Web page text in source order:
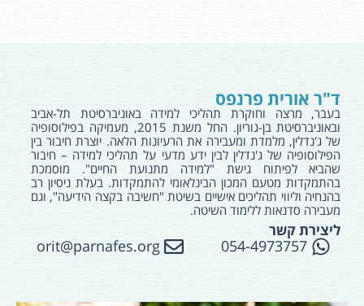
ד"ר אורית פרנפס
בעבר, מרצה וחוקרת תהליכי למידה באוניברסיטת תל-אביב
ובאוניברסיטת בן-גוריון. החל משנת 2015, מעמיקה בפילוסופיה
של ג'נדלין, מלמדת ומעבירה את הרעיונות הלאה. יוצרת חיבור בין
הפילוסופיה של ג'נדלין לבין ידע מדעי על תהליכי למידה – חיבור
שהביא לפיתוח גישת "למידה מתנועת החיים". מוסמכת
בהתמקדות מטעם המכון הבינלאומי להתמקדות. בעלת ניסיון רב
בהנחיה וליווי תהליכים אישיים בשיטת "חשיבה בקצה הידיעה", וגם
מעבירה סדנאות ללימוד השיטה.
ליצירת קשר
054-4973757
orit@parnafes.org